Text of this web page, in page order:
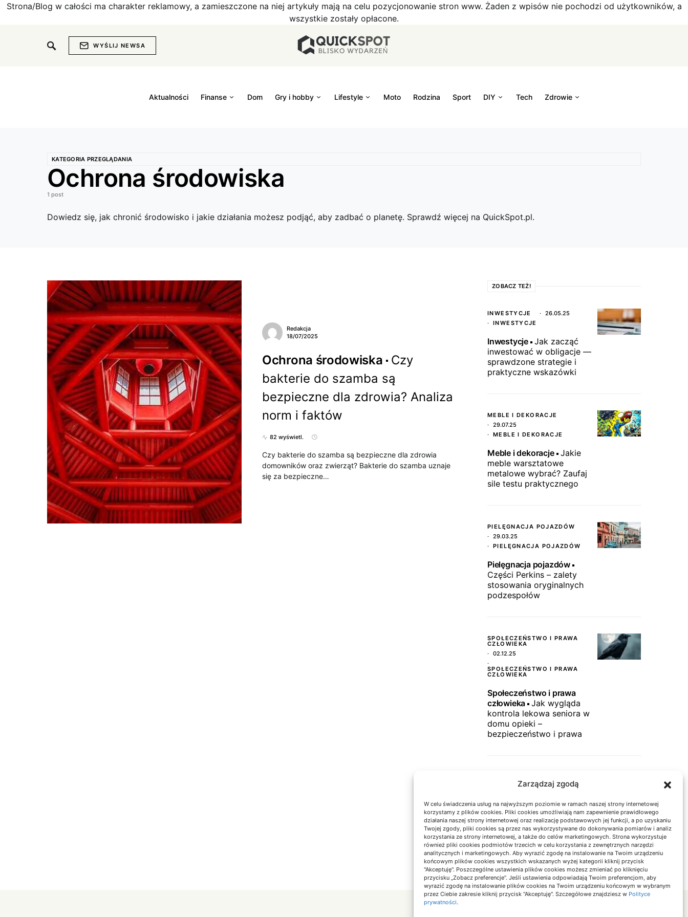
Zarządzaj zgodą
W celu świadczenia usług na najwyższym poziomie w ramach naszej strony internetowej
korzystamy z plików cookies. Pliki cookies umożliwiają nam zapewnienie prawidłowego
działania naszej strony internetowej oraz realizację podstawowych jej funkcji, a po uzyskaniu
Twojej zgody, pliki cookies są przez nas wykorzystywane do dokonywania pomiarów i analiz
korzystania ze strony internetowej, a także do celów marketingowych. Strona wykorzystuje
również pliki cookies podmiotów trzecich w celu korzystania z zewnętrznych narzędzi
analitycznych i marketingowych. Aby wyrazić zgodę na instalowanie na Twoim urządzeniu
końcowym plików cookies wszystkich wskazanych wyżej kategorii kliknij przycisk
"Akceptuję". Poszczególne ustawienia plików cookies możesz zmieniać po kliknięciu
przycisku „Zobacz preferencje”. Jeśli ustawienia odpowiadają Twoim preferencjom, aby
wyrazić zgodę na instalowanie plików cookies na Twoim urządzeniu końcowym w wybranym
przez Ciebie zakresie kliknij przycisk "Akceptuję". Szczegółowe znajdziesz w Polityce
prywatności.
Strona/Blog w całości ma charakter reklamowy, a zamieszczone na niej artykuły mają na celu pozycjonowanie stron www. Żaden z wpisów nie pochodzi od użytkowników, a
wszystkie zostały opłacone.
WYŚLIJ NEWSA
Aktualności Finanse Dom Gry i hobby Lifestyle Moto Rodzina Sport DIY Tech Zdrowie
KATEGORIA PRZEGLĄDANIA
Ochrona środowiska
1 post
Dowiedz się, jak chronić środowisko i jakie działania możesz podjąć, aby zadbać o planetę. Sprawdź więcej na QuickSpot.pl.
Redakcja
18/07/2025
Ochrona środowiska
Czy
bakterie do szamba są
bezpieczne dla zdrowia? Analiza
norm i faktów
82 wyświetl.
Czy bakterie do szamba są bezpieczne dla zdrowia
domowników oraz zwierząt? Bakterie do szamba uznaje
się za bezpieczne…
ZOBACZ TEŻ!
INWESTYCJE
26.05.25
INWESTYCJE
Inwestycje Jak zacząć
inwestować w obligacje —
sprawdzone strategie i
praktyczne wskazówki
MEBLE I DEKORACJE
29.07.25
MEBLE I DEKORACJE
Meble i dekoracje
Jakie
meble warsztatowe
metalowe wybrać? Zaufaj
sile testu praktycznego
PIELĘGNACJA POJAZDÓW
29.03.25
PIELĘGNACJA POJAZDÓW
Pielęgnacja pojazdów
Części Perkins – zalety
stosowania oryginalnych
podzespołów
SPOŁECZEŃSTWO I PRAWA
CZŁOWIEKA
02.12.25
SPOŁECZEŃSTWO I PRAWA
CZŁOWIEKA
Społeczeństwo i prawa
człowieka
Jak wygląda
kontrola lekowa seniora w
domu opieki –
bezpieczeństwo i prawa
HISTORIA NAUKI
Historia nauki
Historia
badań nad
elektrycznością: Kluczowe
Odkrycia